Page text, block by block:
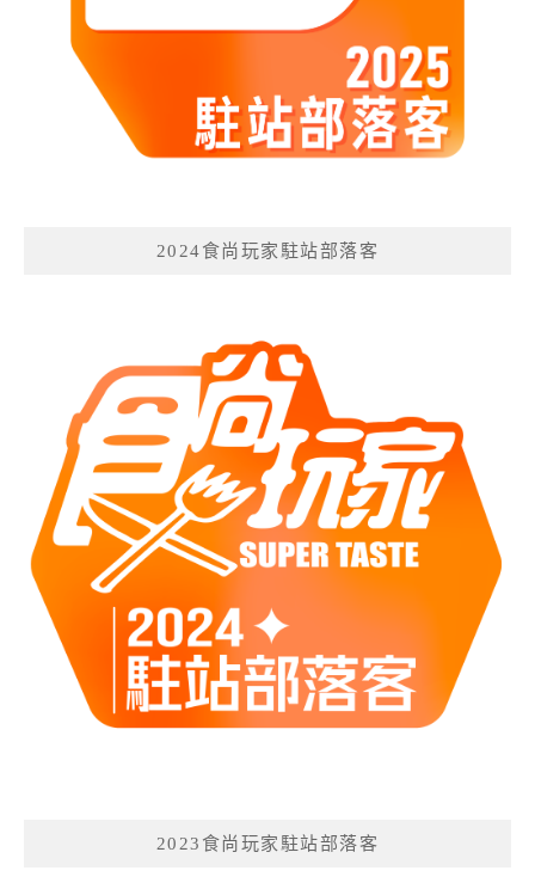
2024食尚玩家駐站部落客
2023食尚玩家駐站部落客